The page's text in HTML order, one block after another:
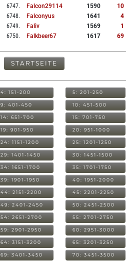
6747. Falcon29114 1590 10
6748. Falconyus 1641 4
6749. Faliv 1569 1
6750. Falkbeer67 1617 69
STARTSEITE
4: 151-200 5: 201-250
9: 401-450 10: 451-500
14: 651-700 15: 701-750
19: 901-950 20: 951-1000
24: 1151-1200 25: 1201-1250
29: 1401-1450 30: 1451-1500
34: 1651-1700 35: 1701-1750
39: 1901-1950 40: 1951-2000
44: 2151-2200 45: 2201-2250
49: 2401-2450 50: 2451-2500
54: 2651-2700 55: 2701-2750
59: 2901-2950 60: 2951-3000
64: 3151-3200 65: 3201-3250
69: 3401-3450 70: 3451-3500